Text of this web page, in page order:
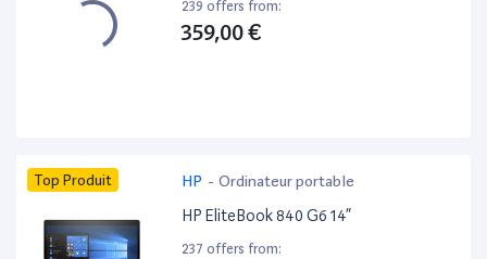
239 offers from:
359,00 €
Top Produit HP - Ordinateur portable
HP EliteBook 840 G6 14”
237 offers from: